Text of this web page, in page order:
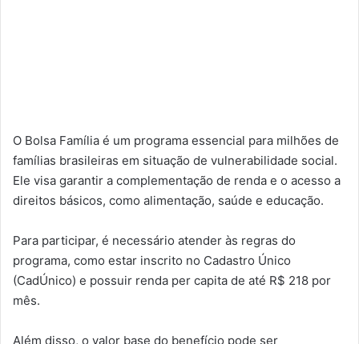
O Bolsa Família é um programa essencial para milhões de
famílias brasileiras em situação de vulnerabilidade social.
Ele visa garantir a complementação de renda e o acesso a
direitos básicos, como alimentação, saúde e educação.
Para participar, é necessário atender às regras do
programa, como estar inscrito no Cadastro Único
(CadÚnico) e possuir renda per capita de até R$ 218 por
mês.
Além disso, o valor base do benefício pode ser